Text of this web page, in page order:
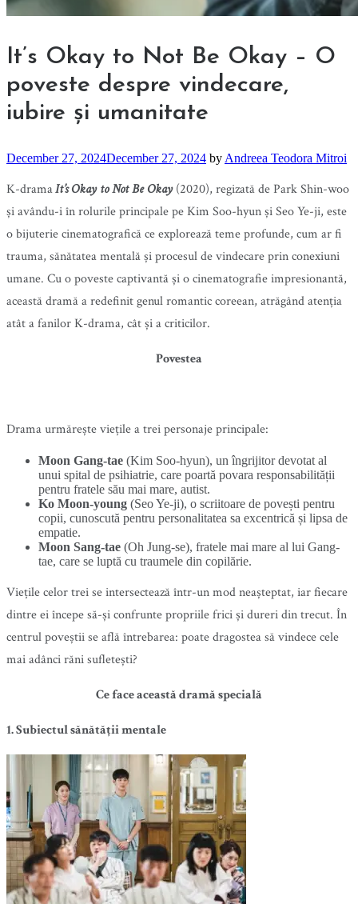
It’s Okay to Not Be Okay – O
poveste despre vindecare,
iubire și umanitate
December 27, 2024December 27, 2024 by Andreea Teodora Mitroi
K-dramaIt’s Okay to Not Be Okay(2020), regizată de Park Shin-woo
și avându-i în rolurile principale pe Kim Soo-hyun și Seo Ye-ji, este
o bijuterie cinematografică ce explorează teme profunde, cum ar fi
trauma, sănătatea mentală și procesul de vindecare prin conexiuni
umane. Cu o poveste captivantă și o cinematografie impresionantă,
această dramă a redefinit genul romantic coreean, atrăgând atenția
atât a fanilor K-drama, cât și a criticilor.
Povestea
Drama urmărește viețile a trei personaje principale:
Moon Gang-tae (Kim Soo-hyun), un îngrijitor devotat al
unui spital de psihiatrie, care poartă povara responsabilității
pentru fratele său mai mare, autist.
Ko Moon-young (Seo Ye-ji), o scriitoare de povești pentru
copii, cunoscută pentru personalitatea sa excentrică și lipsa de
empatie.
Moon Sang-tae (Oh Jung-se), fratele mai mare al lui Gang-
tae, care se luptă cu traumele din copilărie.
Viețile celor trei se intersectează într-un mod neașteptat, iar fiecare
dintre ei începe să-și confrunte propriile frici și dureri din trecut. În
centrul poveștii se află întrebarea: poate dragostea să vindece cele
mai adânci răni sufletești?
Ce face această dramă specială
1. Subiectul sănătății mentale